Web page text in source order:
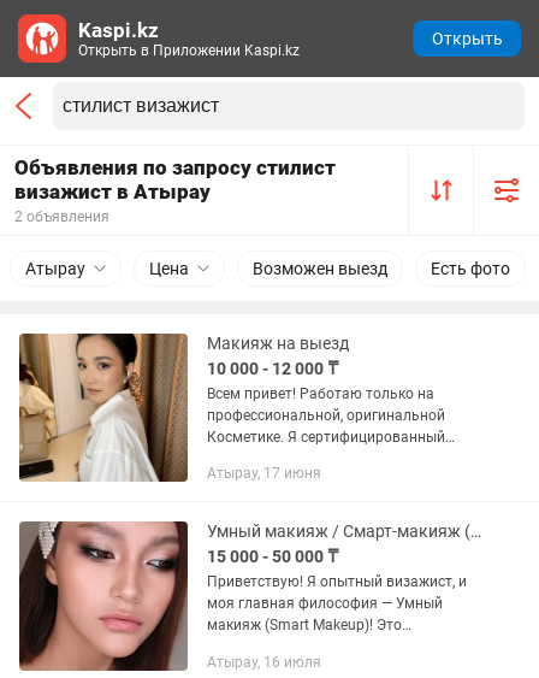
Объявления по запросу стилист
визажист в Атырау
2 объявления
Атырау Цена Возможен выезд Есть фото
Макияж на выезд
10 000 - 12 000 ₸
Всем привет! Работаю только на
профессиональной, оригинальной
Косметике. Я сертифицированный
работы мои Дневной макияж-10.000тг,
курсы...
Атырау, 17 июня
Умный макияж / Смарт-макияж (Smart Makeup)!
15 000 - 50 000 ₸
Приветствую! Я опытный визажист, и
моя главная философия — Умный
макияж (Smart Makeup)! Это
который создается не по шаблону, а
Атырау, 16 июля
Kaspi.kz
Открыть в Приложении Kaspi.kz
Открыть